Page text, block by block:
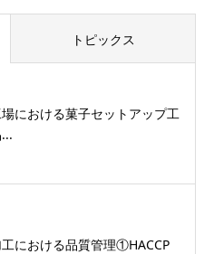
トピックス
における菓子セットアップ工
における品質管理①HACCP